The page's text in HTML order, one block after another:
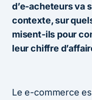
d’e-acheteurs va
contexte, sur
misent-ils pour
leur chiffre
Le e-commerce